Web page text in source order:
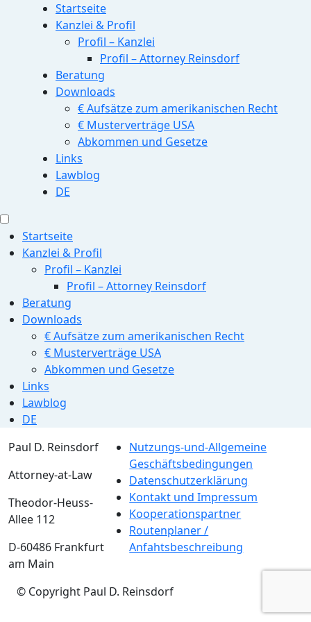
Startseite
Kanzlei & Profil
Profil – Kanzlei
Profil – Attorney Reinsdorf
Beratung
Downloads
€ Aufsätze zum amerikanischen Recht
€ Musterverträge USA
Abkommen und Gesetze
Links
Lawblog
DE
Startseite
Kanzlei & Profil
Profil – Kanzlei
Profil – Attorney Reinsdorf
Beratung
Downloads
€ Aufsätze zum amerikanischen Recht
€ Musterverträge USA
Abkommen und Gesetze
Links
Lawblog
DE
Paul D. Reinsdorf
Attorney-at-Law
Theodor-Heuss-
Allee 112
D-60486 Frankfurt
am Main
Nutzungs-und-Allgemeine
Geschäftsbedingungen
Datenschutzerklärung
Kontakt und Impressum
Kooperationspartner
Routenplaner /
Anfahtsbeschreibung
© Copyright Paul D. Reinsdorf